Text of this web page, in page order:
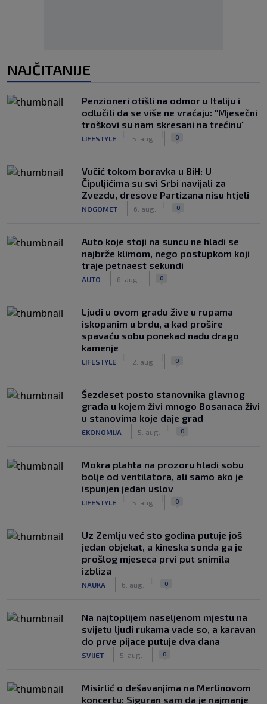
NAJČITANIJE
Penzioneri otišli na odmor u Italiju i
odlučili da se više ne vraćaju: "Mjesečni
troškovi su nam skresani na trećinu"
LIFESTYLE 5. aug. 0
Vučić tokom boravka u BiH: U
Čipuljićima su svi Srbi navijali za
Zvezdu, dresove Partizana nisu htjeli
NOGOMET 6. aug. 0
Auto koje stoji na suncu ne hladi se
najbrže klimom, nego postupkom koji
traje petnaest sekundi
AUTO 6. aug. 0
Ljudi u ovom gradu žive u rupama
iskopanim u brdu, a kad prošire
spavaću sobu ponekad nađu drago
kamenje
LIFESTYLE 2. aug. 0
Šezdeset posto stanovnika glavnog
grada u kojem živi mnogo Bosanaca živi
u stanovima koje daje grad
EKONOMIJA 5. aug. 0
Mokra plahta na prozoru hladi sobu
bolje od ventilatora, ali samo ako je
ispunjen jedan uslov
LIFESTYLE 5. aug. 0
Uz Zemlju već sto godina putuje još
jedan objekat, a kineska sonda ga je
prošlog mjeseca prvi put snimila
izbliza
NAUKA 6. aug. 0
Na najtoplijem naseljenom mjestu na
svijetu ljudi rukama vade so, a karavan
do prve pijace putuje dva dana
SVIJET 5. aug. 0
Misirlić o dešavanjima na Merlinovom
koncertu: Siguran sam da je najmanje